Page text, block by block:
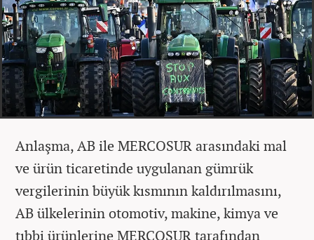
Anlaşma, AB ile MERCOSUR arasındaki mal
ve ürün ticaretinde uygulanan gümrük
vergilerinin büyük kısmının kaldırılmasını,
AB ülkelerinin otomotiv, makine, kimya ve
tıbbi ürünlerine MERCOSUR tarafından